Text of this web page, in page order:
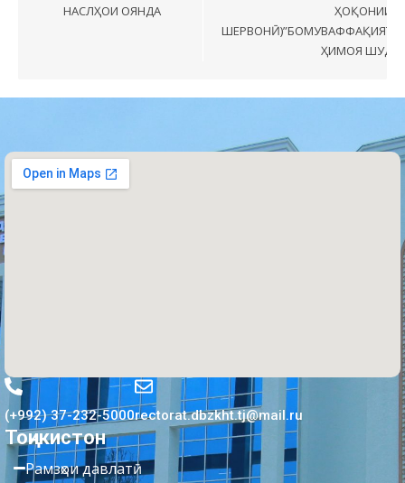
НАСЛҲОИ ОЯНДА
ҲОҚОНИИ
ШЕРВОНӢ)”БОМУВАФФАҚИЯТ
ҲИМОЯ ШУД
(+992) 37-232-5000rectorat.dbzkht.tj@mail.ru
Тоҷикистон
Рамзҳои давлатӣ